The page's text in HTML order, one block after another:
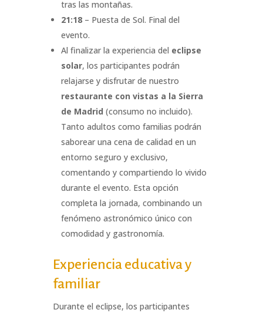
tras las montañas.
21:18– Puesta de Sol. Final del
evento.
Al finalizar la experiencia del eclipse
solar, los participantes podrán
relajarse y disfrutar de nuestro
restaurante con vistas a la Sierra
de Madrid (consumo no incluido).
Tanto adultos como familias podrán
saborear una cena de calidad en un
entorno seguro y exclusivo,
comentando y compartiendo lo vivido
durante el evento. Esta opción
completa la jornada, combinando un
fenómeno astronómico único con
comodidad y gastronomía.
Experiencia educativa y
familiar
Durante el eclipse, los participantes